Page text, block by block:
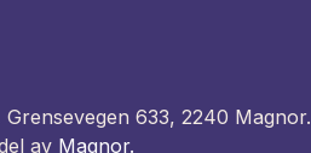
633, 2240 Magnor.
av Magnor.